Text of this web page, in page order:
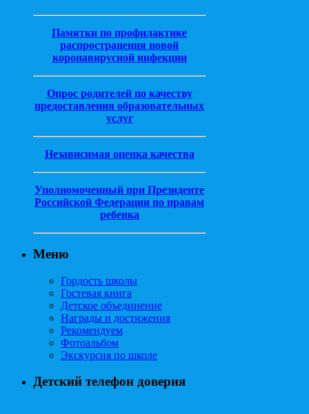
Памятки по профилактике
распространения новой
коронавирусной инфекции
Опрос родителей по качеству
предоставления образовательных
услуг
Независимая оценка качества
Уполномоченный при Президенте
Российской Федерации по правам
ребенка
Меню
Гордость школы
Гостевая книга
Детское объединение
Награды и достижения
Рекомендуем
Фотоальбом
Экскурсия по школе
Детский телефон доверия